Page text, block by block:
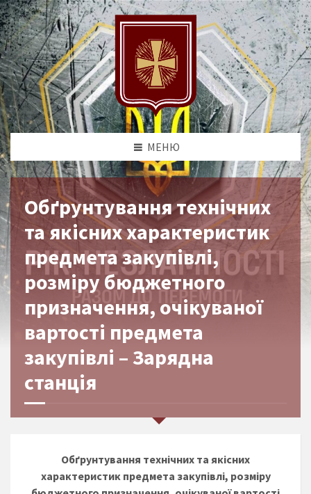
МЕНЮ
Обґрунтування технічних
та якісних характеристик
предмета закупівлі,
розміру бюджетного
призначення, очікуваної
вартості предмета
закупівлі – Зарядна
станція
Обґрунтування технічних та якісних
характеристик предмета закупівлі, розміру